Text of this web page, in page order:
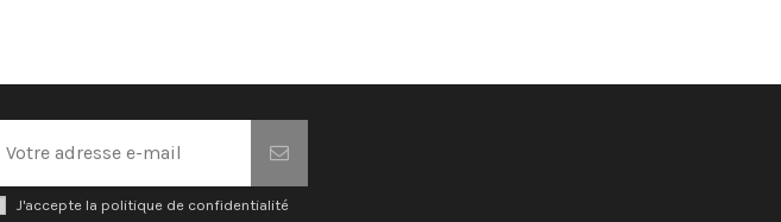
J'accepte la politique de confidentialité